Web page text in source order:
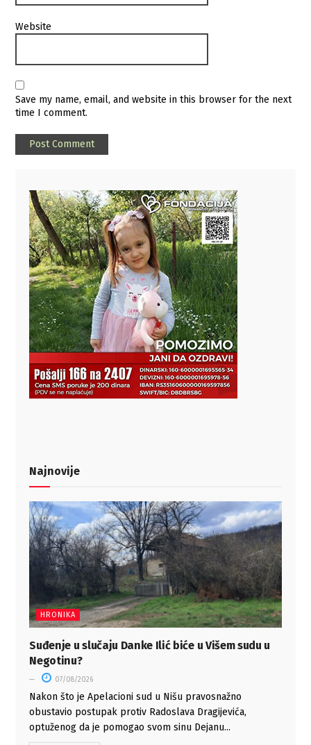
Website
Save my name, email, and website in this browser for the next
time I comment.
Najnovije
HRONIKA
Suđenje u slučaju Danke Ilić biće u Višem sudu u
Negotinu?
07/08/2026
Nakon što je Apelacioni sud u Nišu pravosnažno
obustavio postupak protiv Radoslava Dragijevića,
optuženog da je pomogao svom sinu Dejanu...